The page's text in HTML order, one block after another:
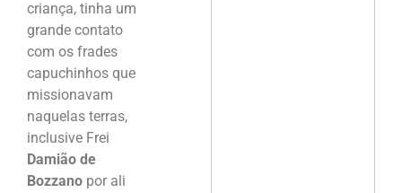
criança, tinha um
grande contato
com os frades
capuchinhos que
missionavam
naquelas terras,
inclusive Frei
Damião de
Bozzano por ali